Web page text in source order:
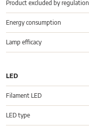
Product excluded by regulation
Energy consumption
Lamp efficacy
LED
Filament LED
LED type